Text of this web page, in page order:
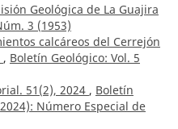
Geológica de La Guajira
3 (1953)
calcáreos del Cerrejón
, Boletín Geológico: Vol. 5
51(2), 2024 , Boletín
Número Especial de